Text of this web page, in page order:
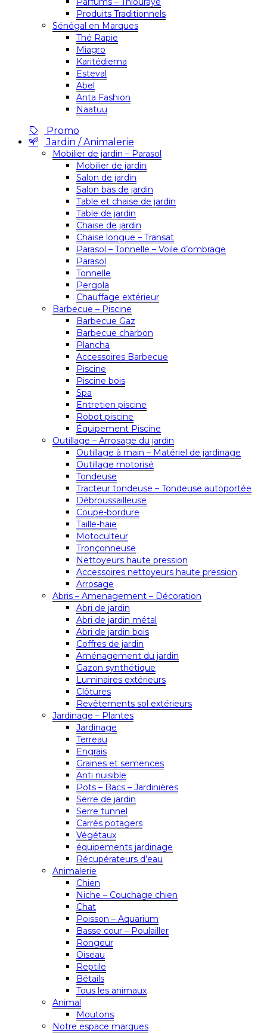
Produits Traditionnels
Sénégal en Marques
Thé Rapie
Miagro
Karitédiema
Esteval
Abel
Anta Fashion
Naatuu
Promo
Jardin / Animalerie
Mobilier de jardin – Parasol
Mobilier de jardin
Salon de jardin
Salon bas de jardin
Table et chaise de jardin
Table de jardin
Chaise de jardin
Chaise longue – Transat
Parasol – Tonnelle – Voile d’ombrage
Parasol
Tonnelle
Pergola
Chauffage extérieur
Barbecue – Piscine
Barbecue Gaz
Barbecue charbon
Plancha
Accessoires Barbecue
Piscine
Piscine bois
Spa
Entretien piscine
Robot piscine
Équipement Piscine
Outillage – Arrosage du jardin
Outillage à main – Matériel de jardinage
Outillage motorisé
Tondeuse
Tracteur tondeuse – Tondeuse autoportée
Débroussailleuse
Coupe-bordure
Taille-haie
Motoculteur
Tronçonneuse
Nettoyeurs haute pression
Accessoires nettoyeurs haute pression
Arrosage
Abris – Amenagement – Décoration
Abri de jardin
Abri de jardin métal
Abri de jardin bois
Coffres de jardin
Aménagement du jardin
Gazon synthétique
Luminaires extérieurs
Clôtures
Revêtements sol extérieurs
Jardinage – Plantes
Jardinage
Terreau
Engrais
Graines et semences
Anti nuisible
Pots – Bacs – Jardinières
Serre de jardin
Serre tunnel
Carrés potagers
Végétaux
équipements jardinage
Récupérateurs d’eau
Animalerie
Chien
Niche – Couchage chien
Chat
Poisson – Aquarium
Basse cour – Poulailler
Rongeur
Oiseau
Reptile
Bétails
Tous les animaux
Animal
Moutons
Notre espace marques